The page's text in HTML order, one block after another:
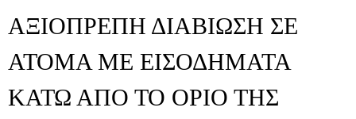
ΑΞΙΟΠΡΕΠΗ ΔΙΑΒΙΩΣΗ ΣΕ
ΑΤΟΜΑ ΜΕ ΕΙΣΟΔΗΜΑΤΑ
ΚΑΤΩ ΑΠΟ ΤΟ ΟΡΙΟ ΤΗΣ